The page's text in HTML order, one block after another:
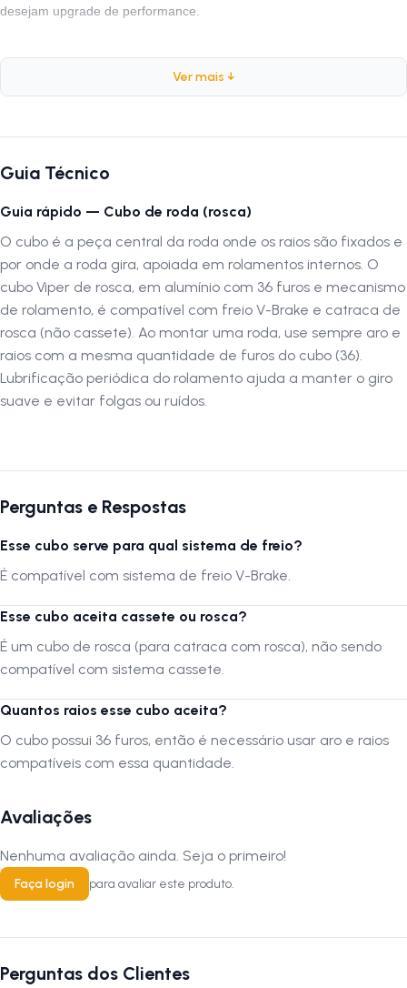
desejam upgrade de performance.
Sistema:
Rosca
36
Freio:V-Brake
Rolamento: Com Rolamento
Acompanha:Cubo dianteiro, traseiro e espaçador
Por que comprar este produto?
O Cubo Viper é a escolha certa para quem busca qualidade e
durabilidade em suas pedaladas. Seu rolamento garante melhor
desempenho, enquanto o corpo em alumínio proporciona leveza e
inclusos, é um kit completo que agrega valor e performance para sua
Autenticação de Montagem Correta
Se optar por montar o produto por conta própria ou através de um
serviço não especializado, é crucial que a montagem seja verificada
por uma oficina especializada para confirmar que foi realizada
adequadamente.
A LOJA NA PISTA não se responsabiliza por montagens, instalações,
Verifique as dimensões do produto e certifique-se que o mesmo passa
por portas, corredores e elevadores. Verifique limitações do produto
Siga-nos no Instagram: @lojanapista
Assista nosso canal no YouTube:
Ver mais ↓
Guia Técnico
Guia rápido — Cubo de roda (rosca)
O cubo é a peça central da roda onde os raios são fixados e
por onde a roda gira, apoiada em rolamentos internos. O
cubo Viper de rosca, em alumínio com 36 furos e mecanismo
de rolamento, é compatível com freio V-Brake e catraca de
rosca (não cassete). Ao montar uma roda, use sempre aro e
raios com a mesma quantidade de furos do cubo (36).
Lubrificação periódica do rolamento ajuda a manter o giro
suave e evitar folgas ou ruídos.
Perguntas e Respostas
Esse cubo serve para qual sistema de freio?
É compatível com sistema de freio V-Brake.
Esse cubo aceita cassete ou rosca?
É um cubo de rosca (para catraca com rosca), não sendo
compatível com sistema cassete.
Quantos raios esse cubo aceita?
O cubo possui 36 furos, então é necessário usar aro e raios
compatíveis com essa quantidade.
Avaliações
Nenhuma avaliação ainda. Seja o primeiro!
Faça login para avaliar este produto.
Perguntas dos Clientes